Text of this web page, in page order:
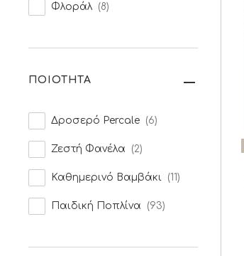
Φλοράλ (8)
ΠΟΙΟΤΗΤΑ
Δροσερό Percale (6)
Ζεστή Φανέλα (2)
Καθημερινό Βαμβάκι (11)
Παιδική Ποπλίνα (93)